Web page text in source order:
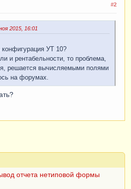
#2
2015, 16:01
УТ 10?
и рентабельности, то проблема,
решается вычисляемыми полями
на форумах.
отчета нетиповой формы